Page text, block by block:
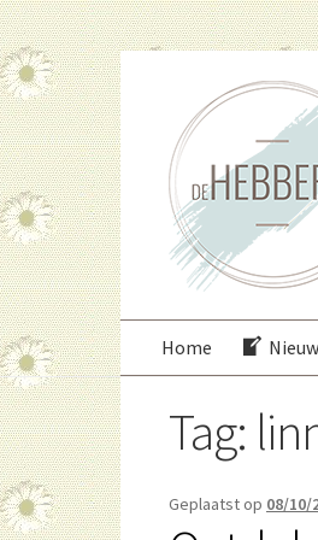
door
naar
navigatie
direct
naar
inhoud
Home
Tag:
Geplaatst op 08/10/